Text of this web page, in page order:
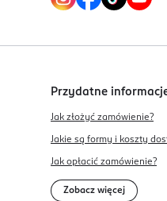
Przydatne
Jak złożyć zamówienie?
Jakie są formy i koszty
Jak opłacić zamówienie?
Zobacz więcej